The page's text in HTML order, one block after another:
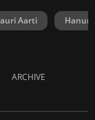
Aarti
ARCHIVE